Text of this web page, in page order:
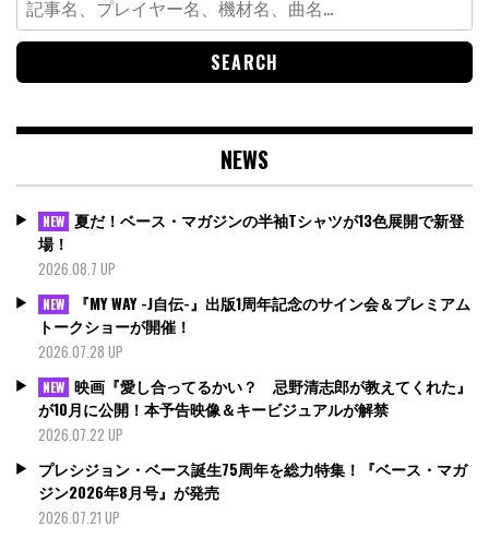
for:
NEWS
NEW 夏だ！ベース・マガジンの半袖Tシャツが13色展開で新登
場！
2026.08.7 UP
NEW
『MY WAY -J自伝-』出版1周年記念のサイン会＆プレミアム
トークショーが開催！
2026.07.28 UP
NEW 映画『愛し合ってるかい？ 忌野清志郎が教えてくれた』
が10月に公開！本予告映像＆キービジュアルが解禁
2026.07.22 UP
プレシジョン・ベース誕生75周年を総力特集！『ベース・マガ
ジン2026年8月号』が発売
2026.07.21 UP